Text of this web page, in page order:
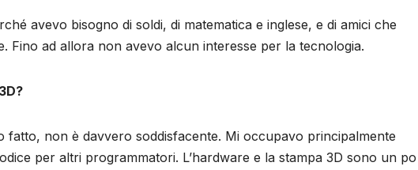
avevo bisogno di soldi, di matematica e inglese, e di amici che
Fino ad allora non avevo alcun interesse per la tecnologia.
fatto, non è davvero soddisfacente. Mi occupavo principalmente
per altri programmatori. L’hardware e la stampa 3D sono un po